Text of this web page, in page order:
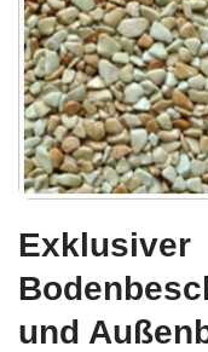
Exklusiver
und